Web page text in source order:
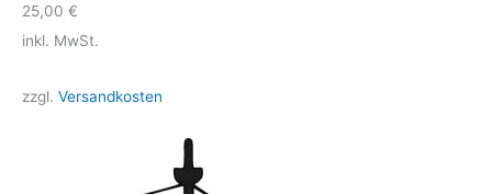
25,00 €
inkl. MwSt.
zzgl. Versandkosten